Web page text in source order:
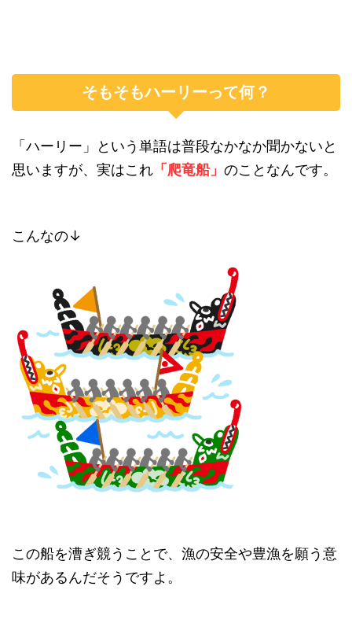
そもそもハーリーって何？
「ハーリー」という単語は普段なかなか聞かないと
思いますが、実はこれ 「爬竜船」 のことなんです。
こんなの↓
この船を漕ぎ競うことで、漁の安全や豊漁を願う意
味があるんだそうですよ。